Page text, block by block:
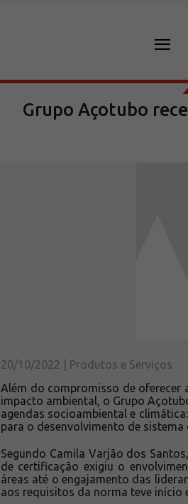
Grupo Açotubo
20/10/2022 | Produtos e Serviços
Além do compromisso de oferecer
impacto ambiental, o Grupo
agendas socioambiental e
para o desenvolvimento de
Segundo Camila Varjão dos
de certificação exigiu o
áreas até o engajamento das
aos requisitos da norma teve início